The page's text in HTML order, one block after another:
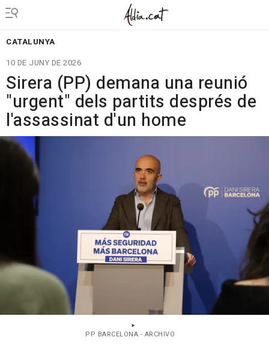
CATALUNYA
10 DE JUNY DE 2026
Sirera (PP) demana una reunió
"urgent" dels partits després de
l'assassinat d'un home
PP BARCELONA - ARCHIVO